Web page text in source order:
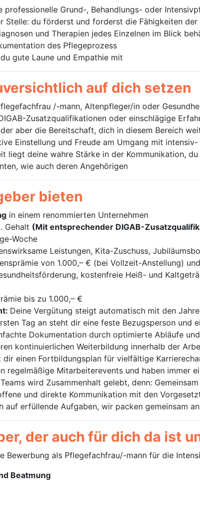
professionelle Grund-, Behandlungs- oder
Stelle: du förderst und forderst die Fähigkeiten
und Therapien jedes Einzelnen im Blick
des Pflegeprozess
gute Laune und Empathie mit
auf dich setzen
/-mann, Altenpfleger/in oder
Zusatzqualifikationen oder einschlägige
aber die Bereitschaft, dich in diesem Bereich
Einstellung und Freude am Umgang mit
liegt deine wahre Stärke in der Kommunikation,
wie auch deren Angehörigen
bieten
in einem renommierten Unternehmen
Gehalt (Mit entsprechender DIGAB-
Woche
Leistungen, Kita-Zuschuss,
von 1.000,– € (bei Vollzeit-Anstellung)
kostenfreie Heiß- und
bis zu 1.000,– €
Deine Vergütung steigt automatisch mit den
Tag an steht dir eine feste Bezugsperson und
Dokumentation durch optimierte Abläufe
kontinuierlichen Weiterbildung innerhalb der
dir einen Fortbildungsplan für vielfältige
regelmäßige Mitarbeiterevents und haben immer
wird Zusammenhalt gelebt, denn:
und direkte Kommunikation mit den
auf erfüllende Aufgaben, wir packen gemeinsam an
der auch für dich da ist
Bewerbung als Pflegefachfrau/-mann für die
Beatmung